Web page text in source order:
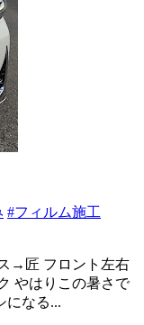
#フィルム施工
→匠 フロント左右
やはりこの暑さで
になる...